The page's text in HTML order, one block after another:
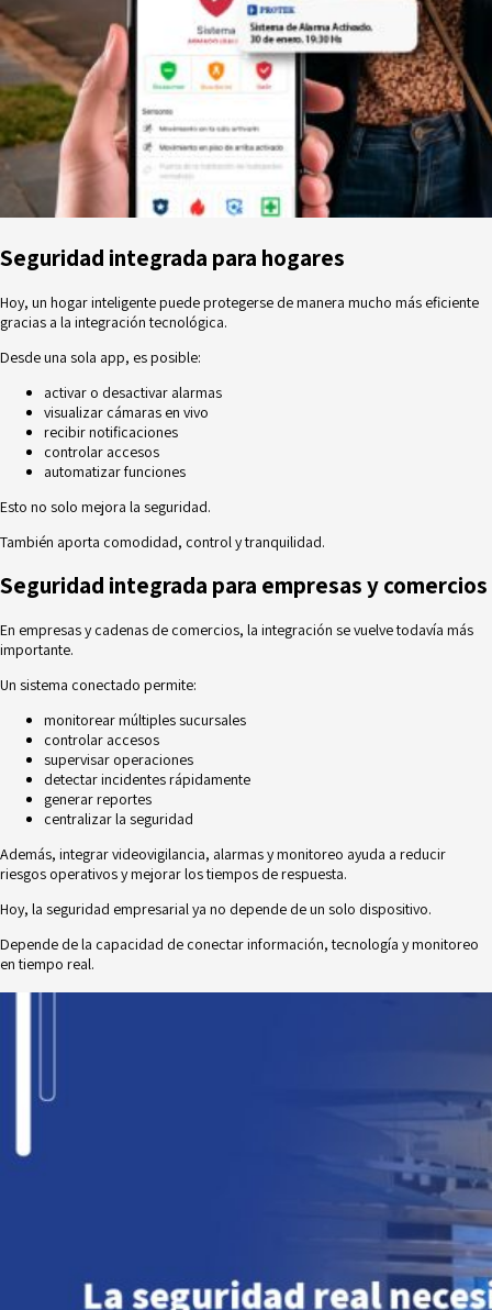
Seguridad integrada para hogares
Hoy, un hogar inteligente puede protegerse de manera mucho más eficiente
gracias a la integración tecnológica.
Desde una sola app, es posible:
activar o desactivar alarmas
visualizar cámaras en vivo
recibir notificaciones
controlar accesos
automatizar funciones
Esto no solo mejora la seguridad.
También aporta comodidad, control y tranquilidad.
Seguridad integrada para empresas y comercios
En empresas y cadenas de comercios, la integración se vuelve todavía más
importante.
Un sistema conectado permite:
monitorear múltiples sucursales
controlar accesos
supervisar operaciones
detectar incidentes rápidamente
generar reportes
centralizar la seguridad
Además, integrar videovigilancia, alarmas y monitoreo ayuda a reducir
riesgos operativos y mejorar los tiempos de respuesta.
Hoy, la seguridad empresarial ya no depende de un solo dispositivo.
Depende de la capacidad de conectar información, tecnología y monitoreo
en tiempo real.